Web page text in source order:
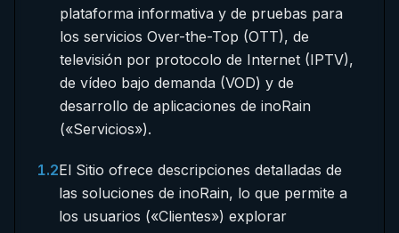
plataforma informativa y de pruebas para
los servicios Over-the-Top (OTT), de
televisión por protocolo de Internet (IPTV),
de vídeo bajo demanda (VOD) y de
desarrollo de aplicaciones de inoRain
(«Servicios»).
1.2El Sitio ofrece descripciones detalladas de
las soluciones de inoRain, lo que permite a
los usuarios («Clientes») explorar